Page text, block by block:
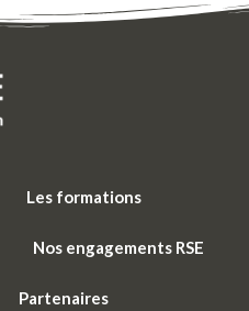
Les formations
Nos engagements RSE
Partenaires